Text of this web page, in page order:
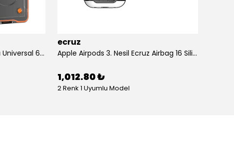
Anti-Knock Airbag Tasarımlı Universal 6.9"inç Su Geçirmez Ecruz Voter Kapak
ecruz
Apple Airpods 3. Nesil Ecruz Airbag 16 Silikon 1-1 Su Geçirmez Uyumlu Kılıf
1,012.80 ₺
2 Renk 1 Uyumlu Model